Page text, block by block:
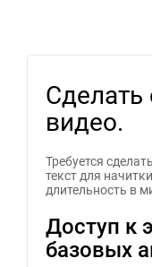
Сделать
видео.
Требуется
текст для
длительность в
Доступ к
базовых